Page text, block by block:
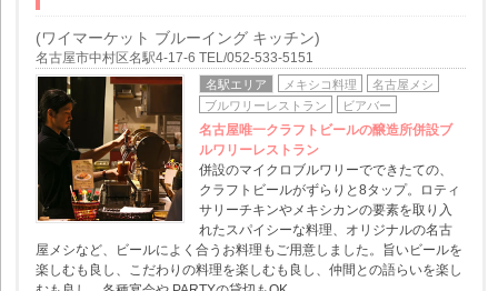
(ワイマーケット ブルーイング キッチン)
名古屋市中村区名駅4-17-6 TEL/052-533-5151
名駅エリア メキシコ料理
名古屋メシ
ブルワリーレストラン
ビアバー
名古屋唯一クラフトビールの醸造所併設ブ
ルワリーレストラン
併設のマイクロブルワリーでできたての、
クラフトビールがずらりと8タップ。ロティ
サリーチキンやメキシカンの要素を取り入
れたスパイシーな料理、オリジナルの名古
屋メシなど、ビールによく合うお料理もご用意しました。旨いビールを
楽しむも良し、こだわりの料理を楽しむも良し、仲間との語らいを楽し